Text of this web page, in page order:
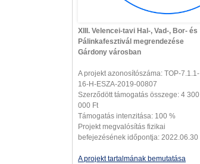
XIII. Velencei-tavi Hal-, Vad-, Bor- és
Pálinkafesztivál megrendezése
Gárdony városban
A projekt azonosítószáma: TOP-7.1.1-
16-H-ESZA-2019-00807
Szerződött támogatás összege: 4 300
000 Ft
Támogatás intenzitása: 100 %
Projekt megvalósítás fizikai
befejezésének időpontja: 2022.06.30
A projekt tartalmának bemutatása